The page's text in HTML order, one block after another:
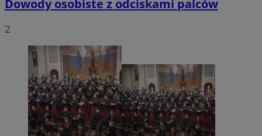
Dowody osobiste z odciskami palców
2